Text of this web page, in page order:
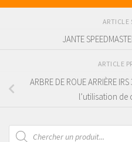
ARTICLE
JANTE
ARTICLE
ARBRE DE ROUE ARRIÈRE
l’utilisation de
Recherche
de